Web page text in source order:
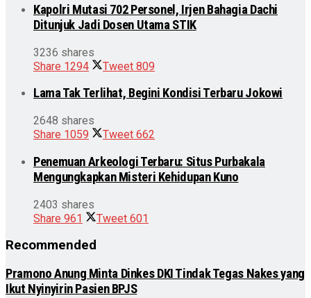
Kapolri Mutasi 702 Personel, Irjen Bahagia Dachi
Ditunjuk Jadi Dosen Utama STIK
3236 shares
Share 1294 Tweet 809
Lama Tak Terlihat, Begini Kondisi Terbaru Jokowi
2648 shares
Share 1059 Tweet 662
Penemuan Arkeologi Terbaru: Situs Purbakala
Mengungkapkan Misteri Kehidupan Kuno
2403 shares
Share 961 Tweet 601
Recommended
Pramono Anung Minta Dinkes DKI Tindak Tegas Nakes yang
Ikut Nyinyirin Pasien BPJS